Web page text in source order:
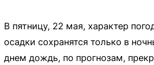
В пятницу, 22 мая, характер
осадки сохранятся только в
днем дождь, по прогнозам,